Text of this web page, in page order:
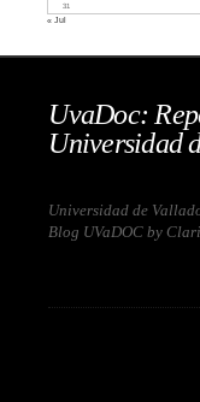
31
« Jul
UvaDoc:
Universidad
Universidad de
Blog UVaDOC by